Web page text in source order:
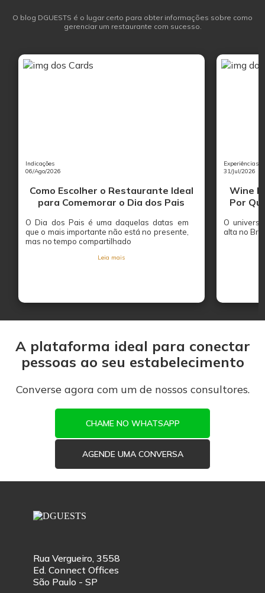
O blog DGUESTS é o lugar certo para obter informações sobre como
gerenciar um restaurante com sucesso.
Indicações
06/Ago/2026
Como Escolher o Restaurante Ideal
para Comemorar o Dia dos Pais
O Dia dos Pais é uma daquelas datas em
que o mais importante não está no presente,
mas no tempo compartilhado
Leia mais
Experiências
31/Jul/2026
Wine
Por
O
alta no
A plataforma ideal para conectar
pessoas ao seu estabelecimento
Converse agora com um de nossos consultores.
CHAME NO WHATSAPP
AGENDE UMA CONVERSA
Rua Vergueiro, 3558
Ed. Connect Offices
São Paulo - SP